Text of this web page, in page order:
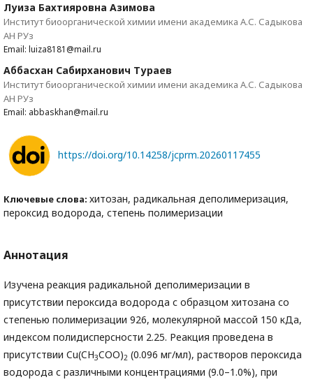
Луиза Бахтияровна Азимова
Институт биоорганической химии имени академика А.С. Садыкова
АН РУз
Email: luiza8181@mail.ru
Аббасхан Сабирханович Тураев
Институт биоорганической химии имени академика А.С. Садыкова
АН РУз
Email: abbaskhan@mail.ru
https://doi.org/10.14258/jcprm.20260117455
Ключевые слова: хитозан, радикальная деполимеризация,
пероксид водорода, степень полимеризации
Аннотация
Изучена реакция радикальной деполимеризации в
присутствии пероксида водорода с образцом хитозана со
степенью полимеризации 926, молекулярной массой 150 кДа,
индексом полидисперсности 2.25. Реакция проведена в
присутствии Cu(CH3COO)2 (0.096 мг/мл), растворов пероксида
водорода с различными концентрациями (9.0–1.0%), при